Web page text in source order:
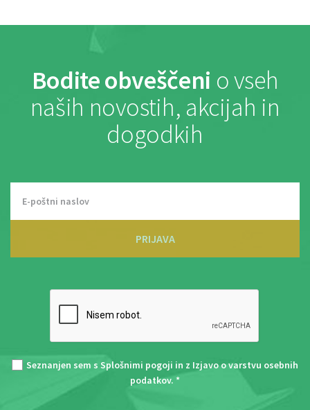
Bodite obveščeni o vseh
naših novostih, akcijah in
dogodkih
PRIJAVA
Seznanjen sem s Splošnimi pogoji in z Izjavo o varstvu osebnih
podatkov. *